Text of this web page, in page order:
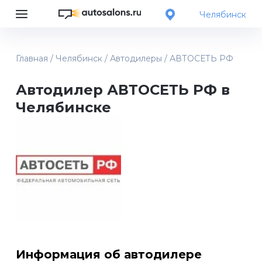
Главная / Челябинск / Автодилеры / АВТОСЕТЬ РФ
Челябинск
Автодилер АВТОСЕТЬ РФ в
Челябинске
Информация об автодилере